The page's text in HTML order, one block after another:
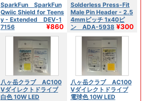
SparkFun SparkFun
Qwiic Shield for Teens
y - Extended DEV-1
7156
¥860
Solderless Press-Fit
Male Pin Header - 2.5
4mmピッチ 1x40ピ
ン ADA-5938 ¥300
八ヶ岳クラブ AC100
Vダイレクトドライブ
白色 10W LED
八ヶ岳クラブ AC100
Vダイレクトドライブ
電球色 10W LED